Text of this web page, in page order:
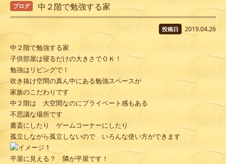
ブログ 中２階で勉強する家
投稿日 2019.04.26
中２階で勉強する家
子供部屋は寝るだけの大きさでＯＫ！
勉強はリビングで！
吹き抜け空間の真ん中にある勉強スペースが
家族のこだわりです
中２階は 大空間なのにプライベート感もある
不思議な場所です
書斎にしたり ゲームコーナーにしたり
孤立しながら孤立しないので いろんな使い方ができます
平屋に見える？ 隣が平屋です！